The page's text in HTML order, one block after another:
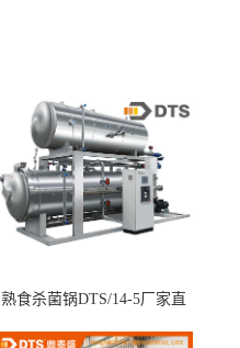
熟食杀菌锅DTS/14-5厂家直